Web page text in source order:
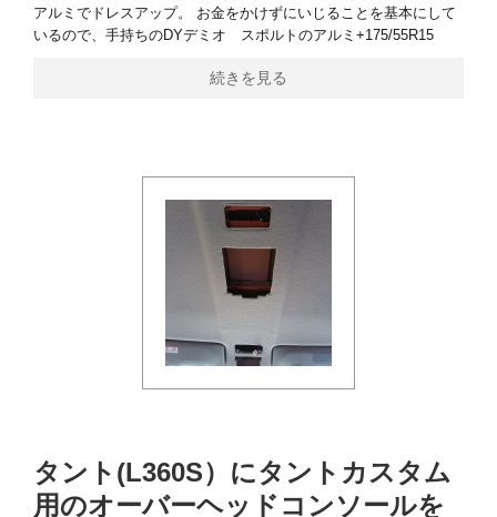
アルミでドレスアップ。 お金をかけずにいじることを基本にして
いるので、手持ちのDYデミオ スポルトのアルミ+175/55R15
続きを見る
タント(L360S）にタントカスタム
用のオーバーヘッドコンソールを